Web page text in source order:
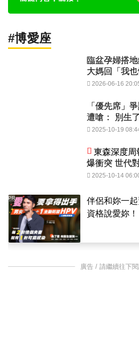
#博愛座
臨盆孕婦搭
大媽回「我
2026-06-16
「優先席」
遭嗆： 別生
2025-10-19
東森深度周
爆衝突 世代
2025-10-14
伴侶和妳一
資格說愛妳！
PR
廣告 / 請繼續往下